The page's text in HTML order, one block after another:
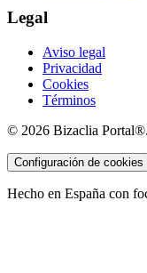
Legal
Aviso legal
Privacidad
Cookies
Términos
© 2026 Bizaclia
Configuración de cookies
Hecho en España con